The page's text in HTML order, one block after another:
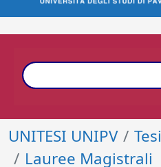
UNITESI UNIPV
Tesi
Lauree Magistrali